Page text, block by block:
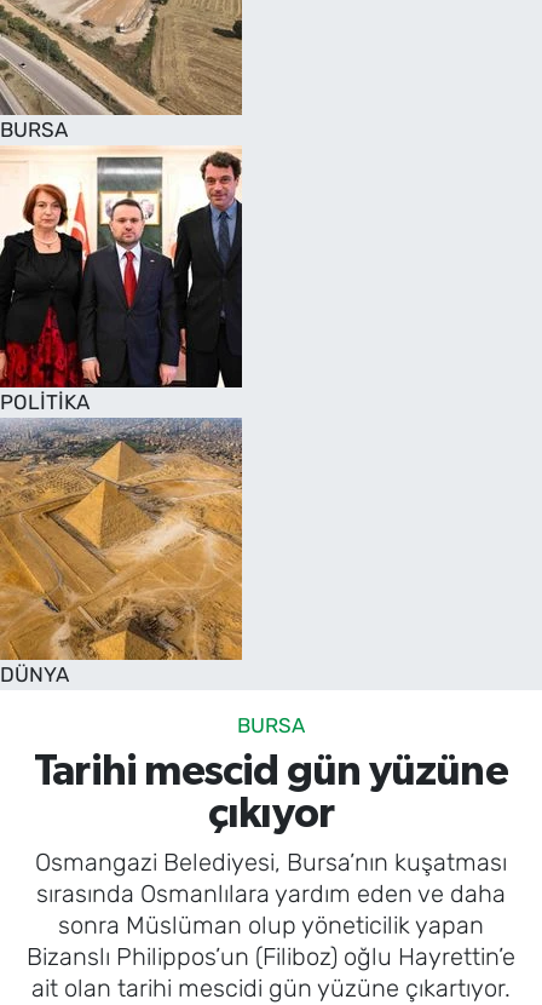
BURSA
POLİTİKA
DÜNYA
BURSA
Tarihi mescid gün yüzüne
çıkıyor
Osmangazi Belediyesi, Bursa’nın kuşatması
sırasında Osmanlılara yardım eden ve daha
sonra Müslüman olup yöneticilik yapan
Bizanslı Philippos’un (Filiboz) oğlu Hayrettin’e
ait olan tarihi mescidi gün yüzüne çıkartıyor.
SAĞLIK
TV REHBERİ